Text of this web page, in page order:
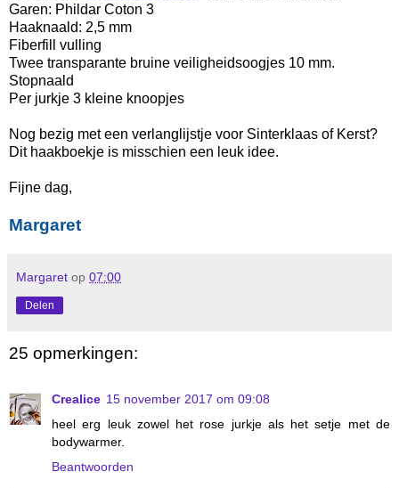
Garen: Phildar Coton 3
Haaknaald: 2,5 mm
Fiberfill vulling
Twee transparante bruine veiligheidsoogjes 10 mm.
Stopnaald
Per jurkje 3 kleine knoopjes
Nog bezig met een verlanglijstje voor Sinterklaas of Kerst?
Dit haakboekje is misschien een leuk idee.
Fijne dag,
Margaret
Margaret op 07:00
Delen
25 opmerkingen:
Crealice 15 november 2017 om 09:08
heel erg leuk zowel het rose jurkje als het setje met de
bodywarmer.
Beantwoorden